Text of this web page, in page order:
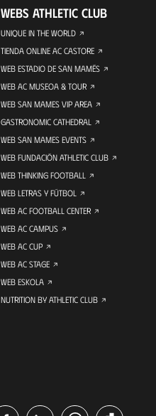
WEBS ATHLETIC CLUB
UNIQUE IN THE WORLD
TIENDA ONLINE AC CASTORE
WEB ESTADIO DE SAN MAMÉS
WEB AC MUSEOA & TOUR
WEB SAN MAMES VIP AREA
GASTRONOMIC CATHEDRAL
WEB SAN MAMES EVENTS
WEB FUNDACIÓN ATHLETIC CLUB
WEB THINKING FOOTBALL
WEB LETRAS Y FÚTBOL
WEB AC FOOTBALL CENTER
WEB AC CAMPUS
WEB AC CUP
WEB AC STAGE
WEB ESKOLA
NUTRITION BY ATHLETIC CLUB